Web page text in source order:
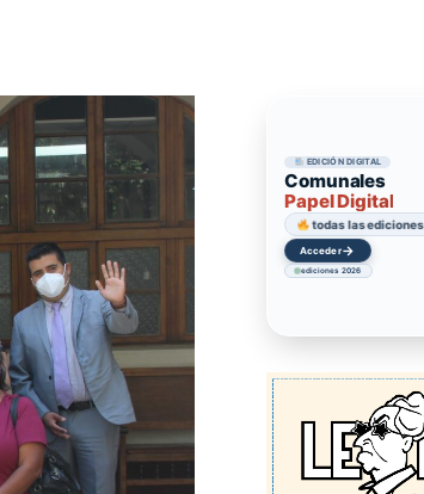
EDICIÓN DIGITAL
Comunales
Papel Digital
todas las ediciones
Acceder→
ediciones 2026